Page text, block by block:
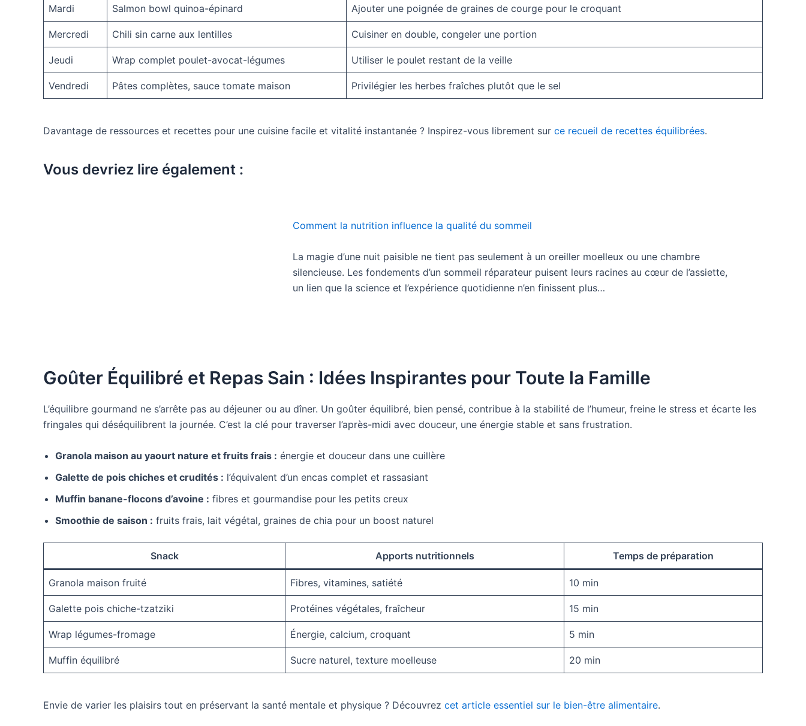
Mardi Salmon bowl quinoa-épinard Ajouter une poignée de graines de courge pour le croquant
Mercredi Chili sin carne aux lentilles Cuisiner en double, congeler une portion
Jeudi Wrap complet poulet-avocat-légumes Utiliser le poulet restant de la veille
Vendredi Pâtes complètes, sauce tomate maison Privilégier les herbes fraîches plutôt que le sel
Davantage de ressources et recettes pour une cuisine facile et vitalité instantanée ? Inspirez-vous librement sur ce recueil de recettes équilibrées.
Vous devriez lire également :
Comment la nutrition influence la qualité du sommeil
La magie d’une nuit paisible ne tient pas seulement à un oreiller moelleux ou une chambre
silencieuse. Les fondements d’un sommeil réparateur puisent leurs racines au cœur de l’assiette,
un lien que la science et l’expérience quotidienne n’en finissent plus…
Goûter Équilibré et Repas Sain : Idées Inspirantes pour Toute la Famille
L’équilibre gourmand ne s’arrête pas au déjeuner ou au dîner. Un goûter équilibré, bien pensé, contribue à la stabilité de l’humeur, freine le stress et écarte les
fringales qui déséquilibrent la journée. C’est la clé pour traverser l’après-midi avec douceur, une énergie stable et sans frustration.
Granola maison au yaourt nature et fruits frais : énergie et douceur dans une cuillère
Galette de pois chiches et crudités : l’équivalent d’un encas complet et rassasiant
Muffin banane-flocons d’avoine : fibres et gourmandise pour les petits creux
Smoothie de saison : fruits frais, lait végétal, graines de chia pour un boost naturel
Snack Apports nutritionnels Temps de préparation
Granola maison fruité Fibres, vitamines, satiété 10 min
Galette pois chiche-tzatziki Protéines végétales, fraîcheur 15 min
Wrap légumes-fromage Énergie, calcium, croquant 5 min
Muffin équilibré Sucre naturel, texture moelleuse 20 min
Envie de varier les plaisirs tout en préservant la santé mentale et physique ? Découvrez cet article essentiel sur le bien-être alimentaire.